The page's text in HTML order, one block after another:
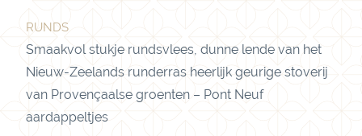
RUNDS
Smaakvol stukje rundsvlees, dunne lende van het
Nieuw-Zeelands runderras heerlijk geurige stoverij
van Provençaalse groenten – Pont Neuf
aardappeltjes